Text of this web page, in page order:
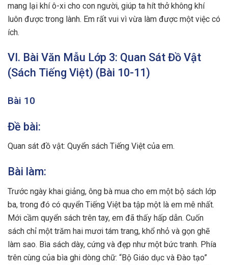
mang lại khí ô-xi cho con người, giúp ta hít thở không khí
luôn được trong lành. Em rất vui vì vừa làm được một việc có
ích.
VI. Bài Văn Mẫu Lớp 3: Quan Sát Đồ Vật
(Sách Tiếng Việt) (Bài 10-11)
Bài 10
Đề bài:
Quan sát đồ vật: Quyển sách Tiếng Việt của em.
Bài làm:
Trước ngày khai giảng, ông bà mua cho em một bộ sách lớp
ba, trong đó có quyển Tiếng Việt ba tập một là em mê nhất.
Mới cầm quyển sách trên tay, em đã thấy hấp dẫn. Cuốn
sách chỉ một trăm hai mươi tám trang, khổ nhỏ và gọn ghẽ
làm sao. Bìa sách dày, cứng và đẹp như một bức tranh. Phía
trên cùng của bìa ghi dòng chữ: “Bộ Giáo dục và Đào tạo”